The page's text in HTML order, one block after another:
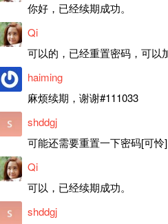
你好，已经续期成功。
Qi
haiming
麻烦续期，谢谢#111033
shddgj
可能还需要重置一下密码[可怜]
Qi
可以，已经续期成功。
shddgj